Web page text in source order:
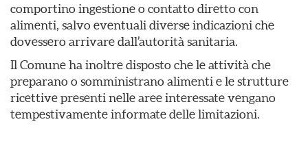
comportino ingestione o contatto diretto con
alimenti, salvo eventuali diverse indicazioni che
dovessero arrivare dall’autorità sanitaria.
Il Comune ha inoltre disposto che le attività che
preparano o somministrano alimenti e le strutture
ricettive presenti nelle aree interessate vengano
tempestivamente informate delle limitazioni.